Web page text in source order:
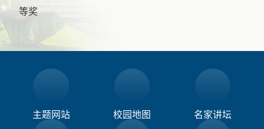
等奖
主题网站 校园地图 名家讲坛